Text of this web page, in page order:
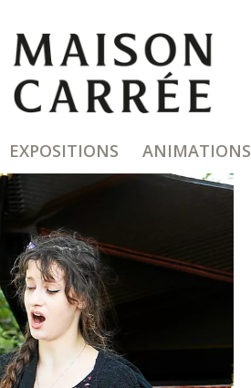
EXPOSITIONS ANIMATIONS